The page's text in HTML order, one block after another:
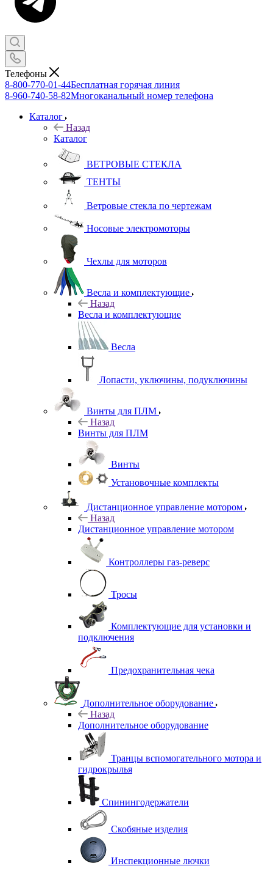
Телефоны
8-800-770-01-44Бесплатная горячая линия
8-960-740-58-82Многоканальный номер телефона
Каталог
Назад
Каталог
ВЕТРОВЫЕ СТЕКЛА
ТЕНТЫ
Ветровые стекла по чертежам
Носовые электромоторы
Чехлы для моторов
Весла и комплектующие
Назад
Весла и комплектующие
Весла
Лопасти, уключины, подуключины
Винты для ПЛМ
Назад
Винты для ПЛМ
Винты
Установочные комплекты
Дистанционное управление мотором
Назад
Дистанционное управление мотором
Контроллеры газ-реверс
Тросы
Комплектующие для установки и
подключения
Предохранительная чека
Дополнительное оборудование
Назад
Дополнительное оборудование
Транцы вспомогательного мотора и
гидрокрылья
Спинингодержатели
Скобяные изделия
Инспекционные лючки